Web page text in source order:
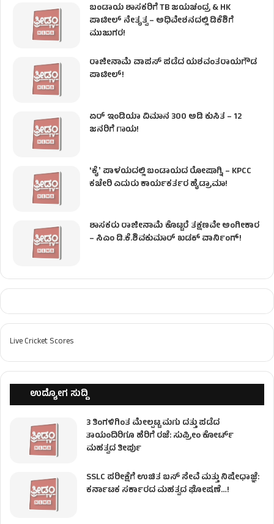
ಬಂಡಾಯ ಶಾಸಕರಿಗೆ TB ಜಯಚಂದ್ರ & HK
ಪಾಟೀಲ್ ನೇತೃತ್ವ – ಅಧಿವೇಶನದಲ್ಲಿ ಡಿಕೆಶಿಗೆ
ಮುಜುಗರ!
ರಾಜೀನಾಮೆ ವಾಪಸ್ ಪಡೆದ ಯಶವಂತರಾಯಗೌಡ
ಪಾಟೀಲ್‌!
ಏರ್ ಇಂಡಿಯಾ ವಿಮಾನ 300 ಅಡಿ ಕುಸಿತ – 12
ಜನರಿಗೆ ಗಾಯ!
ʻಕೈʼ​ ಪಾಳಯದಲ್ಲಿ ಬಂಡಾಯದ ರೋಷಾಗ್ನಿ – KPCC
ಕಚೇರಿ ಎದುರು ಕಾರ್ಯಕರ್ತರ ಹೈಡ್ರಾಮಾ!
ಶಾಸಕರು ರಾಜೀನಾಮೆ ಕೊಟ್ಟರೆ ತಕ್ಷಣವೇ ಅಂಗೀಕಾರ
– ಸಿಎಂ ಡಿ.ಕೆ.ಶಿವಕುಮಾರ್ ಖಡಕ್ ವಾರ್ನಿಂಗ್!
Live Cricket Scores
ಉದ್ಯೋಗ ಸುದ್ದಿ
3 ತಿಂಗಳಿಗಿಂತ ಮೇಲ್ಪಟ್ಟ ಮಗು ದತ್ತು ಪಡೆದ
ತಾಯಂದಿರಿಗೂ ಹೆರಿಗೆ ರಜೆ: ಸುಪ್ರೀಂ ಕೋರ್ಟ್
ಮಹತ್ವದ ತೀರ್ಪು
SSLC ಪರೀಕ್ಷೆಗೆ ಉಚಿತ ಬಸ್ ಸೇವೆ ಮತ್ತು ನಿಷೇಧಾಜ್ಞೆ:
ಕರ್ನಾಟಕ ಸರ್ಕಾರದ ಮಹತ್ವದ ಘೋಷಣೆ…!